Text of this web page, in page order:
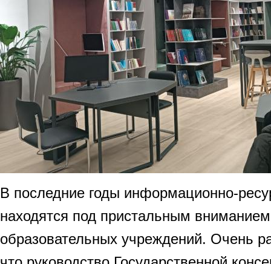
В последние годы информационно-
находятся под пристальным
образовательных учреждений. Очень